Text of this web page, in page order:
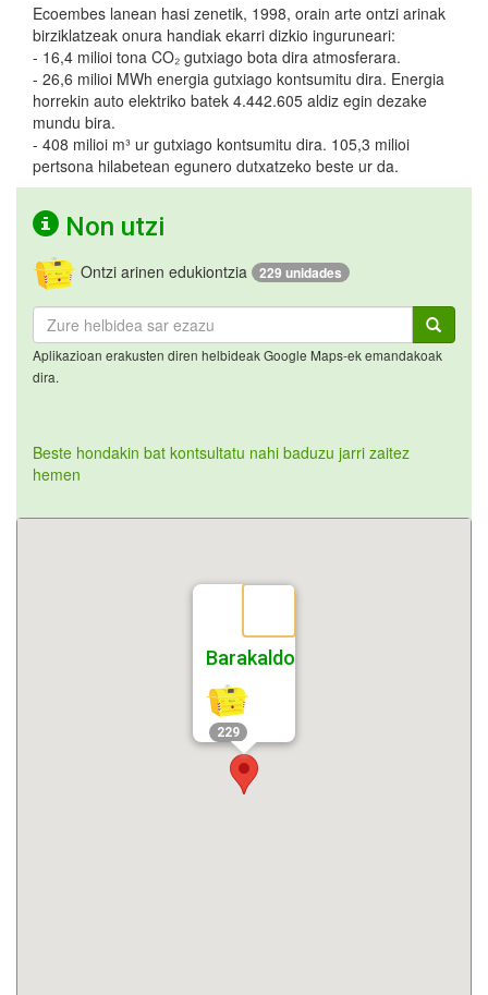
Ecoembes lanean hasi zenetik, 1998, orain arte ontzi arinak
birziklatzeak onura handiak ekarri dizkio inguruneari:
- 16,4 milioi tona CO₂ gutxiago bota dira atmosferara.
- 26,6 milioi MWh energia gutxiago kontsumitu dira. Energia
horrekin auto elektriko batek 4.442.605 aldiz egin dezake
mundu bira.
- 408 milioi m³ ur gutxiago kontsumitu dira. 105,3 milioi
pertsona hilabetean egunero dutxatzeko beste ur da.
Non utzi
Ontzi arinen edukiontzia 229 unidades
Aplikazioan erakusten diren helbideak Google Maps-ek emandakoak
dira.
Beste hondakin bat kontsultatu nahi baduzu jarri zaitez
hemen
Barakaldo
229